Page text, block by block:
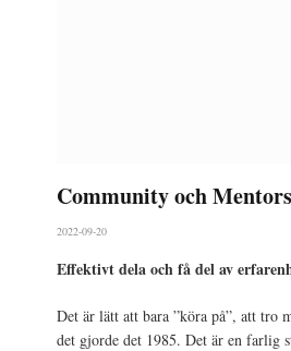
Community och
2022-09-20
Effektivt dela och få del av
Det är lätt att bara ”köra på”, att tro
det gjorde det 1985. Det är en farlig